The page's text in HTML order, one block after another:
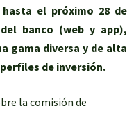
el próximo 28 de
banco (web y app),
gama diversa y de alta
de inversión.
la comisión de